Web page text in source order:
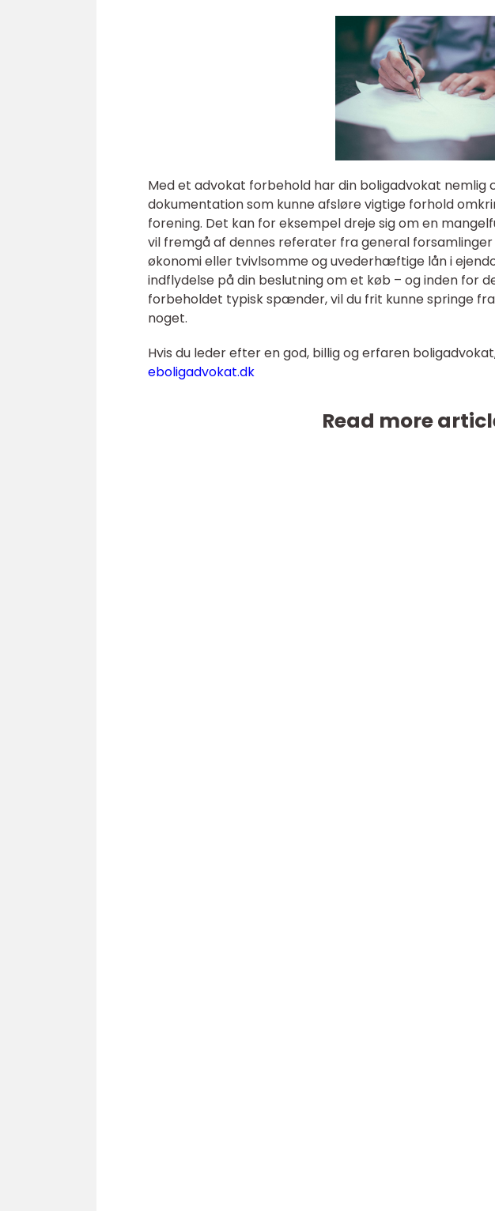
Med et advokat forbehold har din boligadvokat
dokumentation som kunne afsløre vigtige forhold
forening. Det kan for eksempel dreje sig om en
vil fremgå af dennes referater fra general
økonomi eller tvivlsomme og uvederhæftige lån i
indflydelse på din beslutning om et køb – og inden for
forbeholdet typisk spænder, vil du frit kunne springe
noget.
Hvis du leder efter en god, billig og erfaren
eboligadvokat.dk
Read more